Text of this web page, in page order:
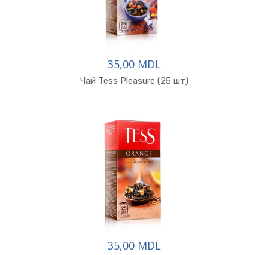
35,00 MDL
Чай Tess Pleasure (25 шт)
35,00 MDL